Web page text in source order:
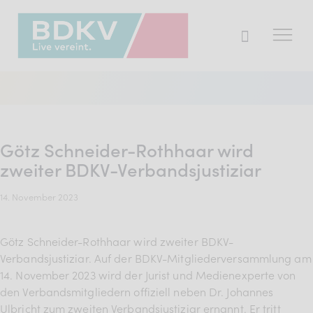
Götz Schneider-Rothhaar wird
zweiter BDKV-Verbandsjustiziar
14. November 2023
Götz Schneider-Rothhaar wird zweiter BDKV-
Verbandsjustiziar. Auf der BDKV-Mitgliederversammlung am
14. November 2023 wird der Jurist und Medienexperte von
den Verbandsmitgliedern offiziell neben Dr. Johannes
Ulbricht zum zweiten Verbandsjustiziar ernannt. Er tritt
Presse
Services
Mitgliederbereich
Verband